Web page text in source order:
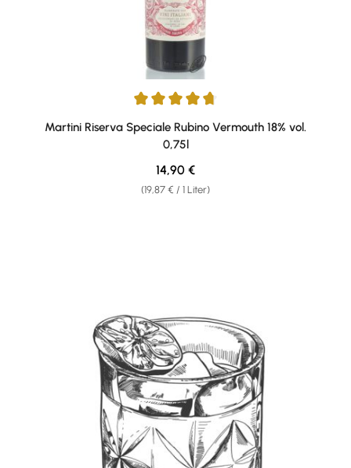
Durchschnittliche Bewertung von 4.85 von 5 Sternen
Martini Riserva Speciale Rubino Vermouth 18% vol.
0,75l
(19,87 € / 1 Liter)
Regulärer Preis:
14,90 €